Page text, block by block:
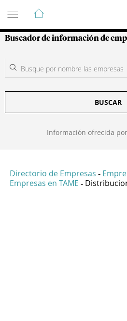
Guía de Empresas
Buscador de información de
BUSCAR
Información ofrecida
Directorio de Empresas -
Empresas en TAME -